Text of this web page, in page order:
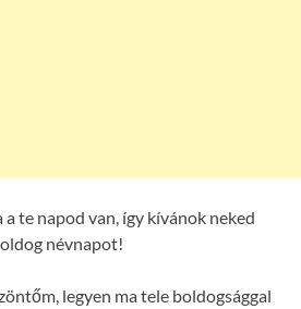
te napod van, így kívánok neked
névnapot!
legyen ma tele boldogsággal